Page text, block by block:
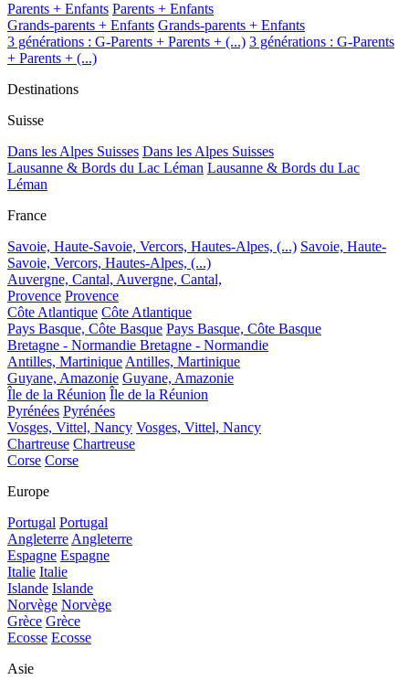
Parents + Enfants Parents + Enfants
Grands-parents + Enfants Grands-parents + Enfants
3 générations : G-Parents + Parents + (...) 3 générations : G-Parents
+ Parents + (...)
Destinations
Suisse
Dans les Alpes Suisses Dans les Alpes Suisses
Lausanne & Bords du Lac Léman Lausanne & Bords du Lac
Léman
France
Savoie, Haute-Savoie, Vercors, Hautes-Alpes, (...) Savoie, Haute-
Savoie, Vercors, Hautes-Alpes, (...)
Auvergne, Cantal, Auvergne, Cantal,
Provence Provence
Côte Atlantique Côte Atlantique
Pays Basque, Côte Basque Pays Basque, Côte Basque
Bretagne - Normandie Bretagne - Normandie
Antilles, MartiniqueAntilles, Martinique
Guyane, Amazonie Guyane, Amazonie
Île de la Réunion Île de la Réunion
Pyrénées Pyrénées
Vosges, Vittel, Nancy Vosges, Vittel, Nancy
Chartreuse Chartreuse
Corse Corse
Europe
Portugal Portugal
AngleterreAngleterre
Espagne Espagne
Italie Italie
Islande Islande
Norvège Norvège
Grèce Grèce
Ecosse Ecosse
Asie